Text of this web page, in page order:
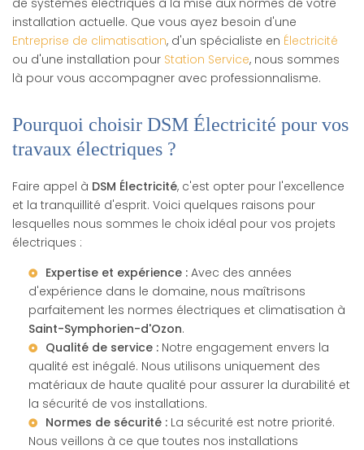
installation actuelle. Que vous ayez besoin d'une
Entreprise de climatisation, d'un spécialiste en Électricité
ou d'une installation pour Station Service, nous sommes
là pour vous accompagner avec professionnalisme.
Pourquoi choisir DSM Électricité pour vos
travaux électriques ?
Faire appel à DSM Électricité, c'est opter pour l'excellence
et la tranquillité d'esprit. Voici quelques raisons pour
lesquelles nous sommes le choix idéal pour vos projets
électriques :
Expertise et expérience : Avec des années
d'expérience dans le domaine, nous maîtrisons
parfaitement les normes électriques et climatisation à
Saint-Symphorien-d'Ozon.
Qualité de service : Notre engagement envers la
qualité est inégalé. Nous utilisons uniquement des
matériaux de haute qualité pour assurer la durabilité et
la sécurité de vos installations.
Normes de sécurité : La sécurité est notre priorité.
Nous veillons à ce que toutes nos installations